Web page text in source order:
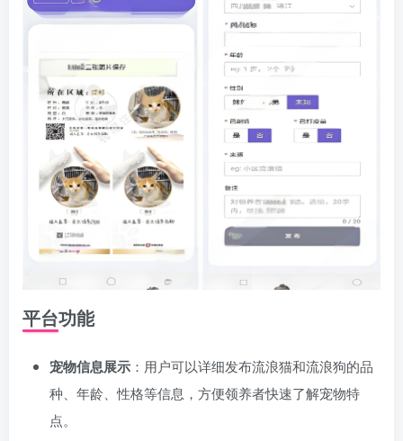
平台功能
宠物信息展示 ：用户可以详细发布流浪猫和流浪狗的品
种、年龄、性格等信息，方便领养者快速了解宠物特
点。